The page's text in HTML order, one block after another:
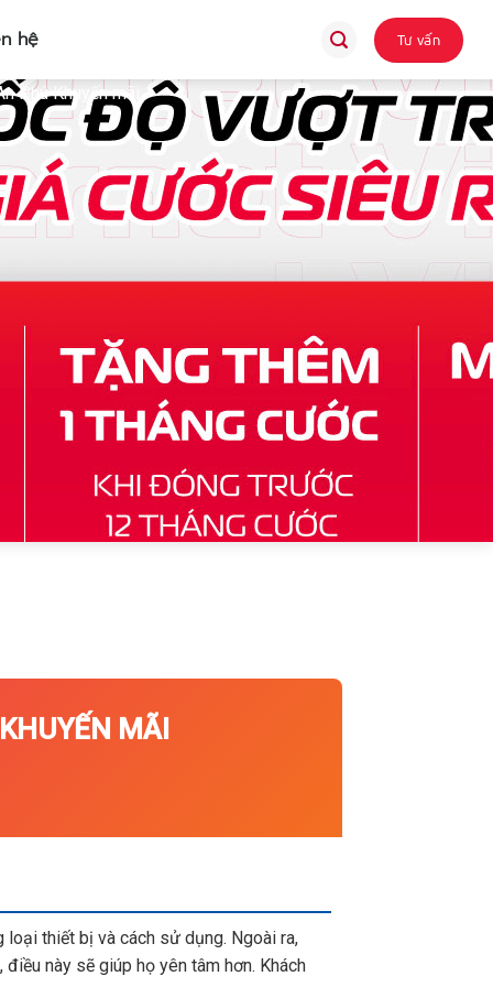
hệ Tư vấn
Phú Khuyến mãi
MÃI
thiết bị và cách sử dụng. Ngoài ra,
này sẽ giúp họ yên tâm hơn. Khách